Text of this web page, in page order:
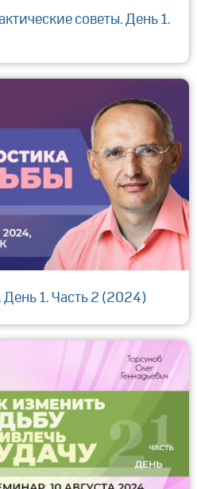
советы. День 1.
1. Часть 2 (2024)